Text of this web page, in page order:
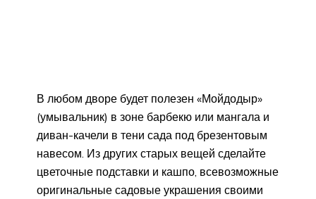
В любом дворе будет полезен «Мойдодыр»
(умывальник) в зоне барбекю или мангала и
диван-качели в тени сада под брезентовым
навесом. Из других старых вещей сделайте
цветочные подставки и кашпо, всевозможные
оригинальные садовые украшения своими